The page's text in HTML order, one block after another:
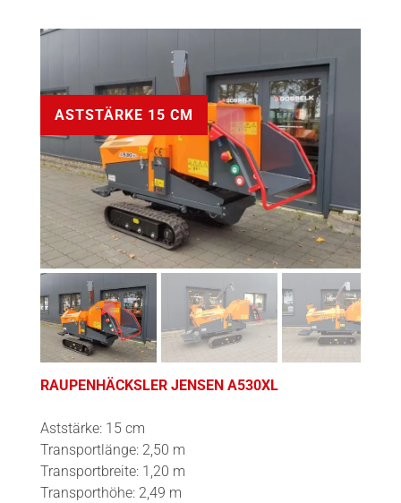
ASTSTÄRKE 15 CM
RAUPENHÄCKSLER JENSEN A530XL
Aststärke: 15 cm
Transportlänge: 2,50 m
Transportbreite: 1,20 m
Transporthöhe: 2,49 m